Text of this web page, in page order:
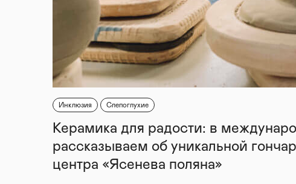
Инклюзия Слепоглухие
Керамика для радости: в
рассказываем об уникальной
центра «Ясенева поляна»